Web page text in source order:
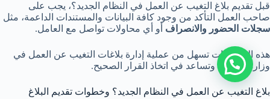
قبل تقديم بلاغ التغيب عن العمل في النظام الجديد؟، يجب على
صاحب العمل التأكد من وجود كافة البيانات والمستندات الداعمة، مثل
سجلات الحضور والانصراف أو أي محاولات تواصل مع العامل.
هذه المستندات تسهل من عملية إدارة بلاغات التغيب عن العمل في
وزارة العمل؟ وتساعد في اتخاذ القرار الصحيح.
بلاغ التغيب عن العمل في النظام الجديد؟ وخطوات تقديم البلاغ
تواصل مع المحامي